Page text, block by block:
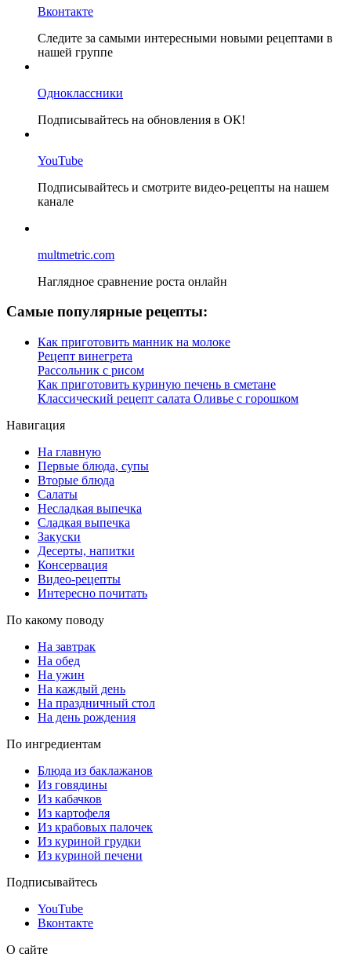
Вконтакте
Следите за самыми интересными новыми рецептами в
нашей группе
Одноклассники
Подписывайтесь на обновления в ОК!
YouTube
Подписывайтесь и смотрите видео-рецепты на нашем
канале
multmetric.com
Наглядное сравнение роста онлайн
Самые популярные рецепты:
Как приготовить манник на молоке
Рецепт винегрета
Рассольник с рисом
Как приготовить куриную печень в сметане
Классический рецепт салата Оливье с горошком
Навигация
На главную
Первые блюда, супы
Вторые блюда
Салаты
Несладкая выпечка
Сладкая выпечка
Закуски
Десерты, напитки
Консервация
Видео-рецепты
Интересно почитать
По какому поводу
На завтрак
На обед
На ужин
На каждый день
На праздничный стол
На день рождения
По ингредиентам
Блюда из баклажанов
Из говядины
Из кабачков
Из картофеля
Из крабовых палочек
Из куриной грудки
Из куриной печени
Подписывайтесь
YouTube
Вконтакте
О сайте